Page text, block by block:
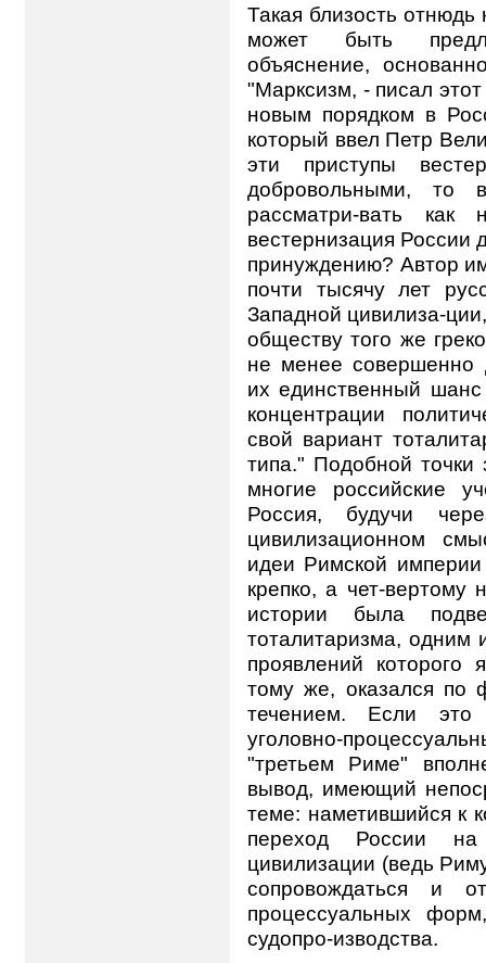
Такая близость отнюдь
может быть
объяснение,
"Марксизм, - писал
новым порядком в
который ввел Петр
эти приступы
добровольными,
рассматри-вать
вестернизация России
принуждению? Автор
почти тысячу лет
Западной цивилиза-
обществу того же
не менее совершенно
их единственный
концентрации
свой вариант
типа." Подобной точки
многие российские
Россия, будучи
цивилизационном
идеи Римской
крепко, а чет-вертому
истории была
тоталитаризма,
проявлений которого
тому же, оказался по
течением. Если это
уголовно-
"третьем Риме"
вывод, имеющий
теме: наметившийся к
переход России на
цивилизации (ведь
сопровождаться и
процессуальных
судопро-изводства.